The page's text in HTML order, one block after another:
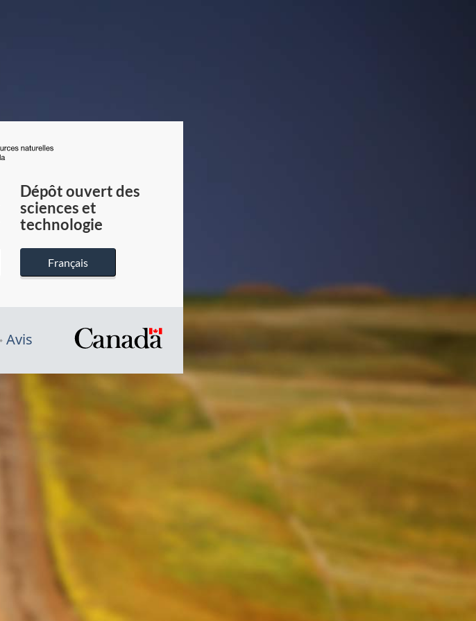
du
Canada
Dépôt ouvert des
sciences et
technologie
Français
Avis
/
Symbole
du
gouvernement
du